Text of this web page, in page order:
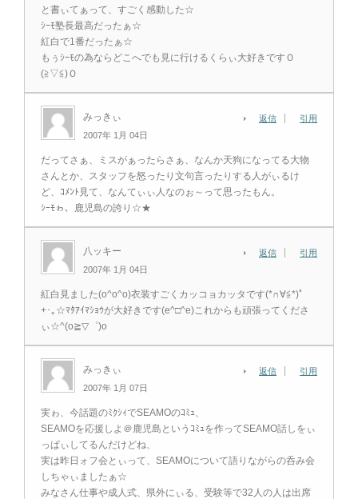
と書ぃてぁって、すごく感動した☆
ｼｰﾓ塾長最高だったぁ☆
紅白で1番だったぁ☆
もぅｼｰﾓの為ならどこへでも見に行けるくらぃ大好きですＯ
(≧▽≦)Ｏ
みっきぃ
2007年 1月 04日
返信 引用
だってさぁ、ミスがぁったらさぁ、なんか天狗になってる大物
さんとか、スタッフを怒ったり文句言ったりする人がぃるけ
ど、ｺﾒﾝﾄ見て、なんてぃぃ人なのぉ～って思ったもん。
ｼｰﾓゎ、鹿児島の誇り☆★
八ッキー
2007年 1月 04日
返信 引用
紅白見ました(o^o^o)衣装すごくカッコョカッタです(*∩∀≦*)ﾟ
+･｡☆ﾏﾀｱｲﾏｼｮｳが大好きです(e^□^e)これからも頑張ってくださ
ぃ☆^(o≧▽゜)o
みっきぃ
2007年 1月 07日
返信 引用
実ゎ、今話題のﾐｸｼｨでSEAMOのｺﾐｭ、
SEAMOを応援しよ＠鹿児島というｺﾐｭを作ってSEAMO話しをぃ
っぱぃしてるんだけどね、
実は昨日ォフ会とぃって、SEAMOについて語りながらの呑み会
しちゃぃましたぁ☆
みなさん仕事や成人式、県外にぃる、受験等で32人の人は出席